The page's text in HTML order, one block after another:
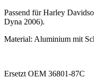
Passend für Harley
Dyna 2006).
Material: Aluminium mit
Ersetzt OEM 36801-87C